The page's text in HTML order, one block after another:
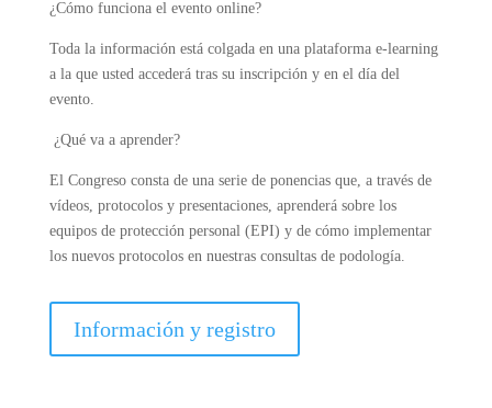
¿Cómo funciona el evento online?
Toda la información está colgada en una plataforma e-learning
a la que usted accederá tras su inscripción y en el día del
evento.
¿Qué va a aprender?
El Congreso consta de una serie de ponencias que, a través de
vídeos, protocolos y presentaciones, aprenderá sobre los
equipos de protección personal (EPI) y de cómo implementar
los nuevos protocolos en nuestras consultas de podología.
Información y registro